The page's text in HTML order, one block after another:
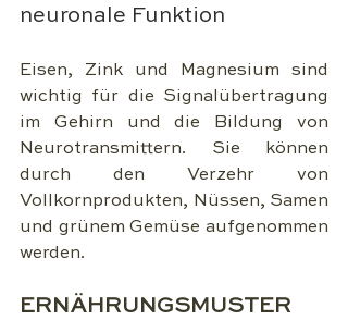
neuronale Funktion
Eisen, Zink und Magnesium sind
wichtig für die Signalübertragung
im Gehirn und die Bildung von
Neurotransmittern. Sie können
durch den Verzehr von
Vollkornprodukten, Nüssen, Samen
und grünem Gemüse aufgenommen
werden.
ERNÄHRUNGSMUSTER